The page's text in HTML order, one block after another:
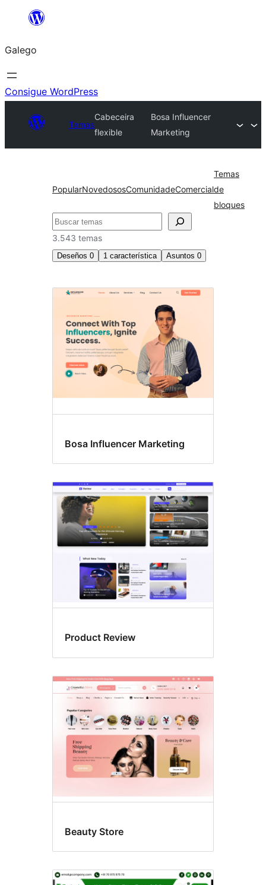
Saltar
contido
Galego
Consigue WordPress
Temas
Cabeceira
flexible
Bosa Influencer
Marketing
PopularNovedososComunidadeComercial
Temas
de
bloques
Buscar
3.543 temas
Deseños 0 1 característica Asuntos 0
Cabeceira
Bosa Influencer Marketing
Product Review
Beauty Store